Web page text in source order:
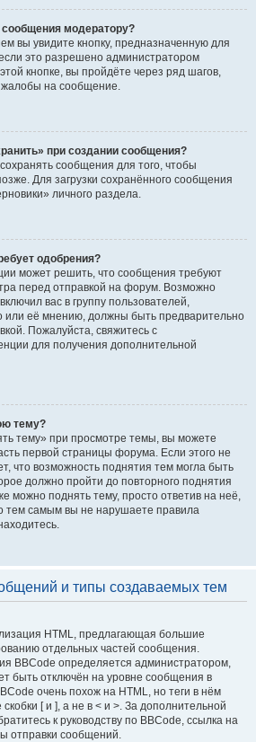
модератору?
вы увидите кнопку, предназначенную для
это разрешено администратором
кнопке, вы пройдёте через ряд шагов,
на сообщение.
при создании сообщения?
сообщения для того, чтобы
Для загрузки сохранённого сообщения
личного раздела.
одобрения?
может решить, что сообщения требуют
перед отправкой на форум. Возможно
вас в группу пользователей,
или её мнению, должны быть предварительно
Пожалуйста, свяжитесь с
для получения дополнительной
тему?
тему» при просмотре темы, вы можете
первой страницы форума. Если этого не
что возможность поднятия тем могла быть
должно пройти до повторного поднятия
можно поднять тему, просто ответив на неё,
тем самым вы не нарушаете правила
и типы создаваемых тем
HTML, предлагающая большие
отдельных частей сообщения.
BBCode определяется администратором,
быть отключён на уровне сообщения в
очень похож на HTML, но теги в нём
[ и ], а не в < и >. За дополнительной
к руководству по BBCode, ссылка на
отправки сообщений.